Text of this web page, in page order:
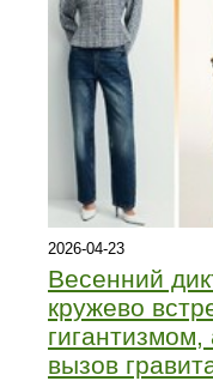
2026-04-23
Весенний
кружево
гигантизмом,
вызов